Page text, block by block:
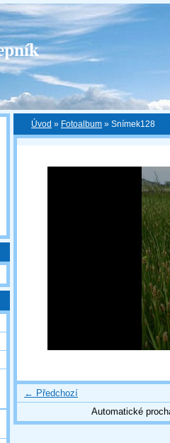
Úvod » Fotoalbum » Snímek128
← Předchozí
Automatické